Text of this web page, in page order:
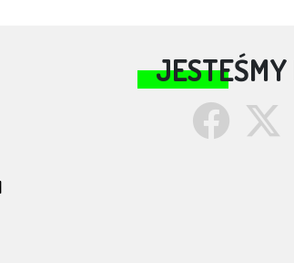
JESTEŚMY